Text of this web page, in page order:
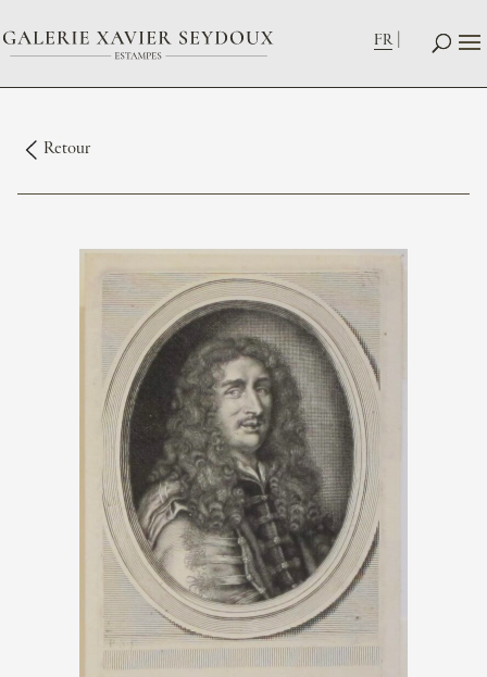
FR
Retour